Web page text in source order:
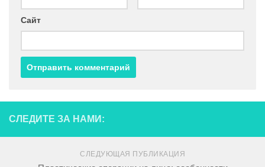
Сайт
СЛЕДИТЕ ЗА НАМИ:
СЛЕДУЮЩАЯ ПУБЛИКАЦИЯ